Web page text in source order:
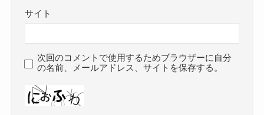
サイト
次回のコメントで使用するためブラウザーに自分
の名前、メールアドレス、サイトを保存する。